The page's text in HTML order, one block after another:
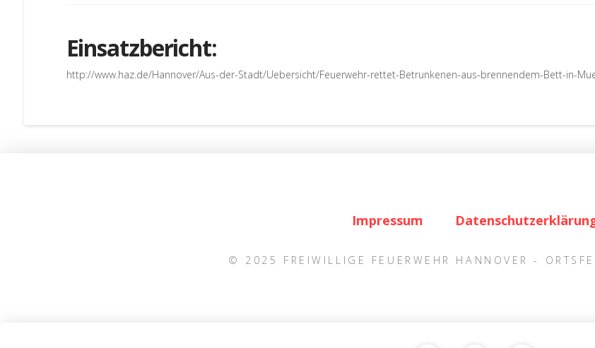
Einsatzbericht:
http://www.haz.de/Hannover/Aus-der-Stadt/Uebersicht/Feuerwehr-rettet-Betrunkenen-aus-brennendem-Bett-in-
Impressum
© 2025 FREIWILLIGE FEUERWEHR HANNOVER -